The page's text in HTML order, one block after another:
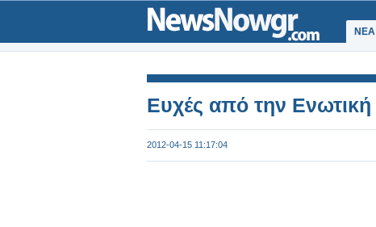
ΝΕΑ
Ευχές από την
2012-04-15 11:17:04